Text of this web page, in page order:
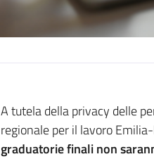
Introduzione
A tutela della privacy delle
regionale per il lavoro
graduatorie finali non